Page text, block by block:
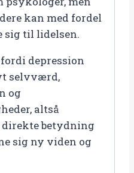
kan med fordel
sig til lidelsen.
depression
selvværd,
og
altså
betydning
sig ny viden og